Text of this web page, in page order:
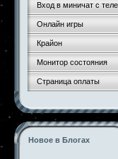
Вход в миничат с
Онлайн игры
Крайон
Монитор состояния
Страница оплаты
Новое в Блогах